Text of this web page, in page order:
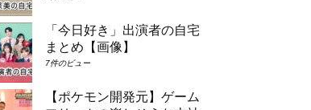
「今日好き」出演者の自宅
まとめ【画像】
7件のビュー
【ポケモン開発元】ゲーム